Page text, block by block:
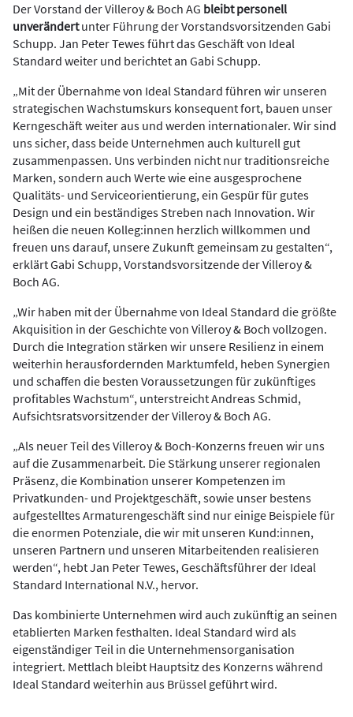
Der Vorstand der Villeroy & Boch AG bleibt personell
unverändertunter Führung der Vorstandsvorsitzenden Gabi
Schupp. Jan Peter Tewes führt das Geschäft von Ideal
Standard weiter und berichtet an Gabi Schupp.
„Mit der Übernahme von Ideal Standard führen wir unseren
strategischen Wachstumskurs konsequent fort, bauen unser
Kerngeschäft weiter aus und werden internationaler. Wir sind
uns sicher, dass beide Unternehmen auch kulturell gut
zusammenpassen. Uns verbinden nicht nur traditionsreiche
Marken, sondern auch Werte wie eine ausgesprochene
Qualitäts- und Serviceorientierung, ein Gespür für gutes
Design und ein beständiges Streben nach Innovation. Wir
heißen die neuen Kolleg:innen herzlich willkommen und
freuen uns darauf, unsere Zukunft gemeinsam zu gestalten“,
erklärt Gabi Schupp, Vorstandsvorsitzende der Villeroy &
Boch AG.
„Wir haben mit der Übernahme von Ideal Standard die größte
Akquisition in der Geschichte von Villeroy & Boch vollzogen.
Durch die Integration stärken wir unsere Resilienz in einem
weiterhin herausfordernden Marktumfeld, heben Synergien
und schaffen die besten Voraussetzungen für zukünftiges
profitables Wachstum“, unterstreicht Andreas Schmid,
Aufsichtsratsvorsitzender der Villeroy & Boch AG.
„Als neuer Teil des Villeroy & Boch-Konzerns freuen wir uns
auf die Zusammenarbeit. Die Stärkung unserer regionalen
Präsenz, die Kombination unserer Kompetenzen im
Privatkunden- und Projektgeschäft, sowie unser bestens
aufgestelltes Armaturengeschäft sind nur einige Beispiele für
die enormen Potenziale, die wir mit unseren Kund:innen,
unseren Partnern und unseren Mitarbeitenden realisieren
werden“, hebt Jan Peter Tewes, Geschäftsführer der Ideal
Standard International N.V., hervor.
Das kombinierte Unternehmen wird auch zukünftig an seinen
etablierten Marken festhalten. Ideal Standard wird als
eigenständiger Teil in die Unternehmensorganisation
integriert. Mettlach bleibt Hauptsitz des Konzerns während
Ideal Standard weiterhin aus Brüssel geführt wird.